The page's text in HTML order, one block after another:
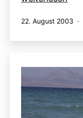
Historische
Bergdoerfer
Veröffentlicht
22. August 2003